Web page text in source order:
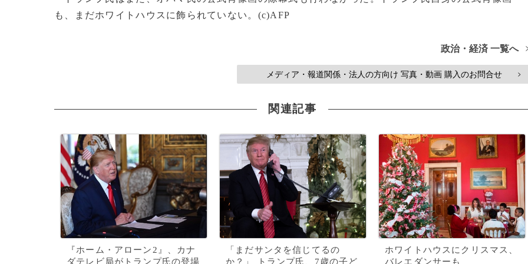
も、まだホワイトハウスに飾られていない。(c)AFP
政治・経済 一覧へ
メディア・報道関係・法人の方向け 写真・動画 購入のお問合せ >
関連記事
『ホーム・アローン2』、カナ
ダテレビ局がトランプ氏の登場
「まだサンタを信じてるの
か？」 トランプ氏、7歳の子ど
ホワイトハウスにクリスマス、
バレエダンサーも